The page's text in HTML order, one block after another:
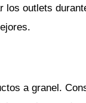
outlets
a granel.